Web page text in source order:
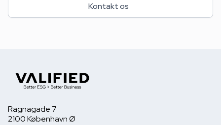
Kontakt os
Ragnagade 7
2100 København Ø